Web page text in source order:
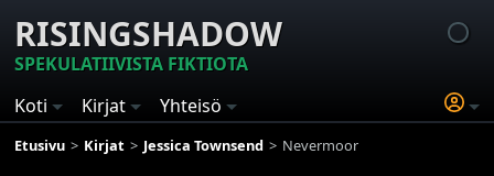
RISINGSHADOW
SPEKULATIIVISTA FIKTIOTA
Koti
Kirjat Yhteisö
Etusivu Kirjat Jessica Townsend Nevermoor